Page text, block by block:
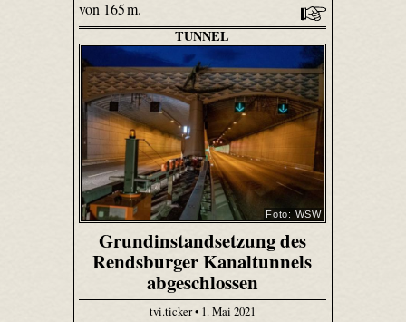
von 165 m.
TUNNEL
Foto: WSW
Grundinstandsetzung des
Rendsburger Kanaltunnels
abgeschlossen
tvi.ticker • 1. Mai 2021